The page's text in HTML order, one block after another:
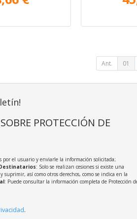
Ant. 01
PROTECCIÓN DE
por el usuario y enviarle la información solicitada;
: Solo se realizan cesiones si existe una
suprimir, así como otros derechos, como se indica en la
: Puede consultar la información completa de Protección
.